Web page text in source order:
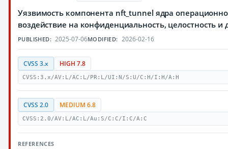
Уязвимость компонента nft_tunnel ядра
воздействие на конфиденциальность, целостность
PUBLISHED: 2025-07-06MODIFIED: 2026-02-16
CVSS 3.x HIGH 7.8
CVSS:3.x/AV:L/AC:L/PR:L/UI:N/S:U/C:H/I:H/A:H
CVSS 2.0 MEDIUM 6.8
CVSS:2.0/AV:L/AC:L/Au:S/C:C/I:C/A:C
REFERENCES